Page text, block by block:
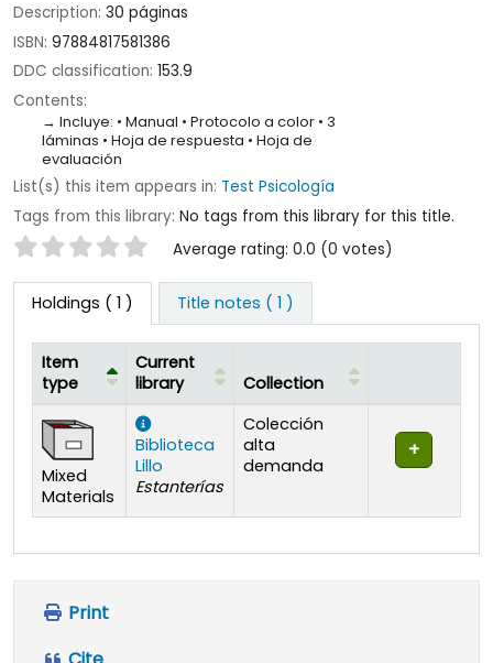
Description: 30 páginas
ISBN: 97884817581386
DDC classification: 153.9
Contents:
Incluye: • Manual • Protocolo a color • 3
láminas • Hoja de respuesta • Hoja de
evaluación
List(s) this item appears in: Test Psicología
Tags from this library: No tags from this library for this title.
Star ratings Average rating: 0.0 (0 votes)
Holdings ( 1 ) Title notes ( 1 )
Holdings
Item
type
Current
library
Collection
Mixed
Materials
Biblioteca
Lillo
Estanterías
Colección
alta
demanda
Print